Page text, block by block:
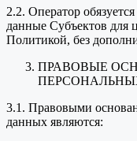
2.2. Оператор
данные Субъектов для
Политикой, без
ПРАВОВЫЕ
3.1. Правовыми
данных являются: